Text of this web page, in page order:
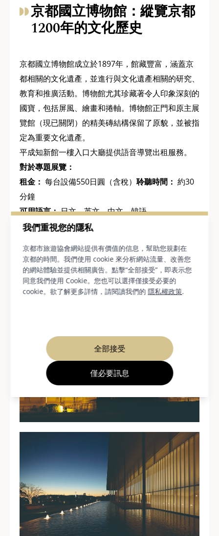
我們重視您的隱私
京都市旅遊協會網站提供有價值的信息，幫助您規劃在
京都的時間。我們使用 cookie 來分析網站流量、改善您
的網站體驗並提供相關廣告。點擊“全部接受”，即表示您
同意我們使用 Cookie。您也可以選擇僅接受必要的
cookie。欲了解更多詳情，請閱讀我們的隱私權政策.
全部接受
僅必要訊息
京都國立博物館：縱覽京都
1200年的文化歷史
京都國立博物館成立於1897年，館藏豐富，涵蓋京
都相關的文化遺產，並進行與文化遺產相關的研究、
教育和推廣活動。博物館尤其珍藏著令人印象深刻的
國寶，包括屏風、繪畫和捲軸。博物館正門和原主展
覽館（現已關閉）的精美磚結構保留了原貌，並被指
定為重要文化遺產。
平成知新館一樓入口大廳提供語音導覽出租服務。
對於專題展覽：
租金： 每台設備550日圓（含稅） 聆聽時間： 約30
分鐘
可用語言：日文、英文、中文、韓語
提供語音導覽租賃服務：
對於特別展覽：
因展覽而異。詳情請確認博物館網站相關特別展覽頁
面。